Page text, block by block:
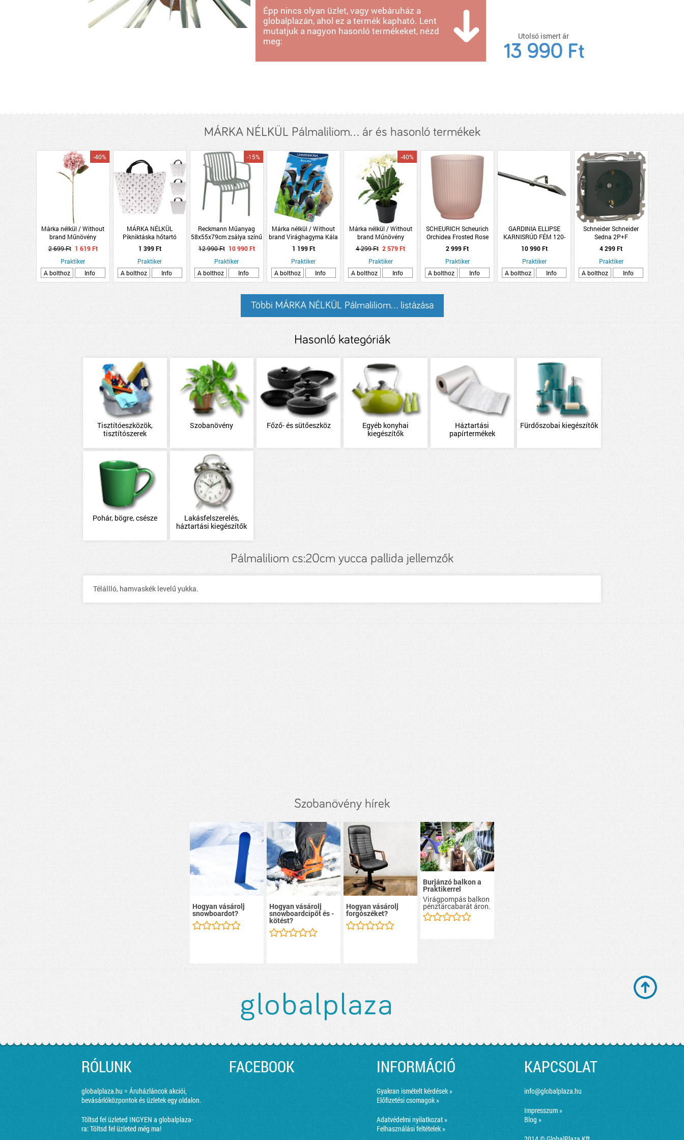
Épp nincs olyan üzlet, vagy webáruház a
globalplazán, ahol ez a termék kapható. Lent
mutatjuk a nagyon hasonló termékeket, nézd
meg:
Utolsó ismert ár
13 990 Ft
MÁRKA NÉLKÜL Pálmaliliom... ár és hasonló termékek
Márka nélkül / Without
brand Műnövény
hortenzia 76cm 3-féle
-40%
2 699 Ft 1 619 Ft
Praktiker
A bolthoz
Info
MÁRKA NÉLKÜL
Pikniktáska hőtartó
18x12x24cm
1 399 Ft
Praktiker
A bolthoz
Info
Reckmann Műanyag
58x55x79cm zsálya színű
kerti szék
-15%
12 990 Ft 10 990 Ft
Praktiker
A bolthoz
Info
Márka nélkül / Without
brand Virághagyma Kála
1db/csomag fekete
1 199 Ft
Praktiker
A bolthoz
Info
Márka nélkül / Without
brand Műnövény
cserepes gerbera
31x15x15cm 3-féle
-40%
4 299 Ft 2 579 Ft
Praktiker
A bolthoz
Info
SCHEURICH Scheurich
Orchidea Frosted Rose
314 rózsaszín üveg kaspó
15cm
2 999 Ft
Praktiker
A bolthoz
Info
GARDINIA ELLIPSE
KARNISRÚD FÉM 120-
210CM 19/16MM
KIHÚZHATÓ
10 990 Ft
Praktiker
A bolthoz
Info
Schneider Schneider
Sedna 2P+F
csatlakozóaljzat
biztonsági zsaluval 16A
csavaros, antracit
4 299 Ft
Praktiker
A bolthoz
Info
Többi MÁRKA NÉLKÜL Pálmaliliom... listázása
Hasonló kategóriák
Tisztítóeszközök,
tisztítószerek
Szobanövény Főző- és sütőeszköz
Egyéb konyhai
kiegészítők
Háztartási
papírtermékek
Fürdőszobai kiegészítők
Pohár, bögre, csésze
Lakásfelszerelés,
háztartási kiegészítők
Pálmaliliom cs:20cm yucca pallida jellemzők
Télállló, hamvaskék levelű yukka.
Szobanövény hírek
Hogyan vásárolj
snowboardot?
Hogyan vásárolj
snowboardcipőt és -
kötést?
Hogyan vásárolj
forgószéket?
Burjánzó balkon a
Praktikerrel
Virágpompás balkon
pénztárcabarát áron.
RÓLUNK
globalplaza.hu = Áruházláncok akciói,
bevásárlóközpontok és üzletek egy oldalon.
Töltsd fel üzleted INGYEN a globalplaza-
ra:Töltsd fel üzleted még ma!
FACEBOOK INFORMÁCIÓ
Gyakran ismételt kérdések »
Előfizetési csomagok »
Adatvédelmi nyilatkozat »
Felhasználási feltételek »
KAPCSOLAT
info@globalplaza.hu
Impresszum »
Blog »